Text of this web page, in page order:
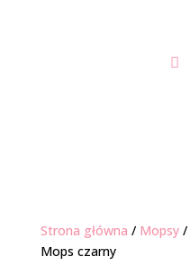
Strona główna / Mopsy/
Mops czarny